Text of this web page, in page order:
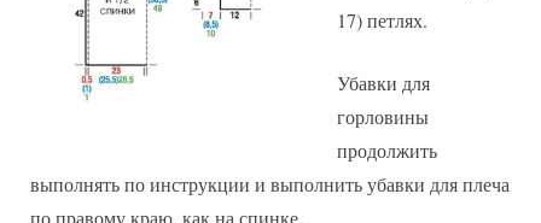
17) петлях.
Убавки для
горловины
продолжить
выполнять по инструкции и выполнить убавки для плеча
по правому краю, как на спинке.